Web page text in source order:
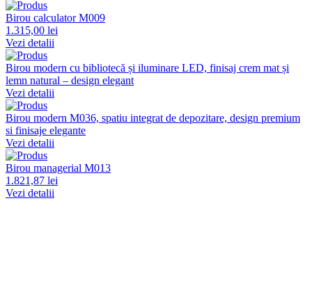
Birou calculator M009
1.315,00 lei
Vezi detalii
Birou modern cu bibliotecă și iluminare LED, finisaj crem mat și
lemn natural – design elegant
Vezi detalii
Birou modern M036, spatiu integrat de depozitare, design premium
si finisaje elegante
Vezi detalii
Birou managerial M013
1.821,87 lei
Vezi detalii